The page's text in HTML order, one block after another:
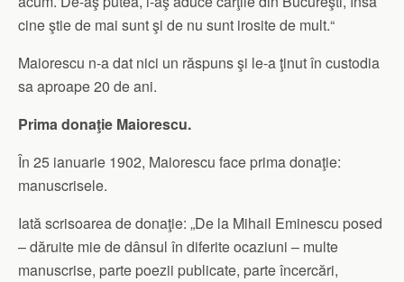
cine ştie de mai sunt şi de nu sunt irosite de mult.“
Maiorescu n-a dat nici un răspuns şi le-a ţinut în custodia
sa aproape 20 de ani.
Prima donaţie Maiorescu.
În 25 ianuarie 1902, Maiorescu face prima donaţie:
manuscrisele.
Iată scrisoarea de donaţie: „De la Mihail Eminescu posed
– dăruite mie de dânsul în diferite ocaziuni – multe
manuscrise, parte poezii publicate, parte încercări,